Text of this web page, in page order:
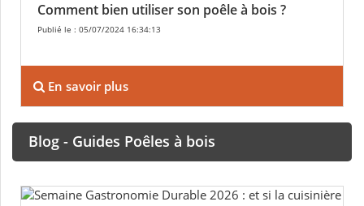
Comment bien utiliser son poêle à bois ?
Publié le : 05/07/2024 16:34:13
En savoir plus
Blog - Guides Poêles à bois